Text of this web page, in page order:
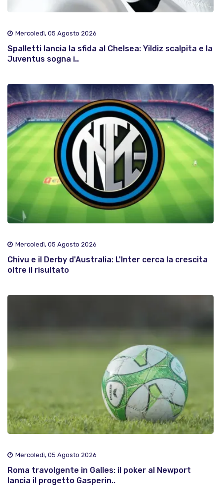
Mercoledì, 05 Agosto 2026
Spalletti lancia la sfida al Chelsea: Yildiz scalpita e la
Juventus sogna i..
Mercoledì, 05 Agosto 2026
Chivu e il Derby d'Australia: L'Inter cerca la crescita
oltre il risultato
Mercoledì, 05 Agosto 2026
Roma travolgente in Galles: il poker al Newport
lancia il progetto Gasperin..